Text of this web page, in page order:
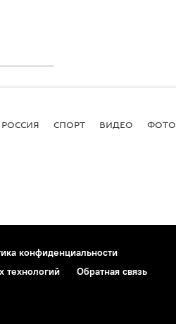
РОССИЯ СПОРТ ВИДЕО ФОТО
конфиденциальности
технологий Обратная связь